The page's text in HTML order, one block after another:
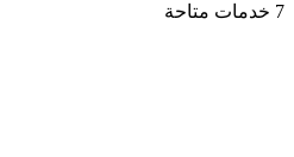
7 خدمات متاحة